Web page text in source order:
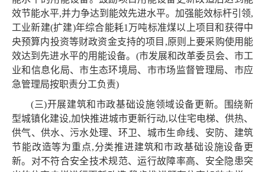
效节能水平,并力争达到能效先进水平。加强能效标杆引领,
工业新建(扩建)年综合能耗1万吨标准煤以上项目和获得中
央预算内投资等财政资金支持的项目,原则上要采购使用能
效达到先进水平的用能设备。(市发展和改革委员会、市工
业和信息化局、市生态环境局、市市场监督管理局、市应
急管理局按职责分工负责)
(三)开展建筑和市政基础设施领域设备更新。围绕新
型城镇化建设,加快推进城市更新行动,以住宅电梯、供热、
供气、供水、污水处理、环卫、城市生命线、安防、建筑
节能改造等为重点,分类推进建筑和市政基础设施设备更
新。对不符合安全技术规范、运行故障率高、安全隐患突